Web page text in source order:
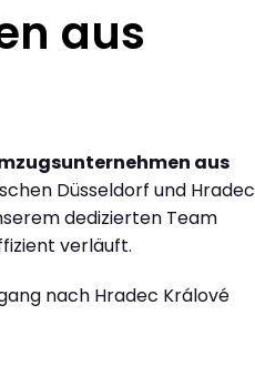
aus
aus
Düsseldorf und Hradec
dedizierten Team
verläuft.
nach Hradec Králové